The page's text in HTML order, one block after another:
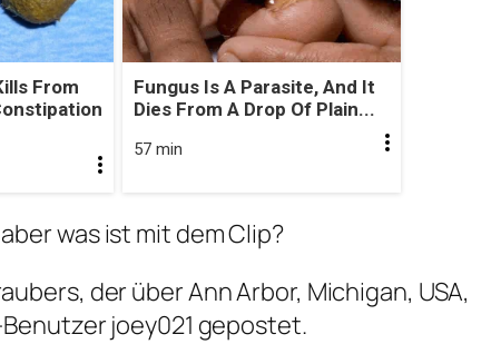
From
Fungus Is A Parasite, And It
Dies From A Drop Of Plain...
57 min
was ist mit dem Clip?
der über Ann Arbor, Michigan, USA,
joey021 gepostet.